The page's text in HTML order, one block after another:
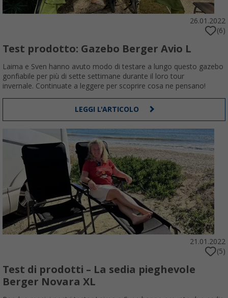
26.01.2022
(6)
Test prodotto: Gazebo Berger Avio L
Laima e Sven hanno avuto modo di testare a lungo questo gazebo
gonfiabile per più di sette settimane durante il loro tour
invernale. Continuate a leggere per scoprire cosa ne pensano!
LEGGI L'ARTICOLO
21.01.2022
(5)
Test di prodotti – La sedia pieghevole
Berger Novara XL